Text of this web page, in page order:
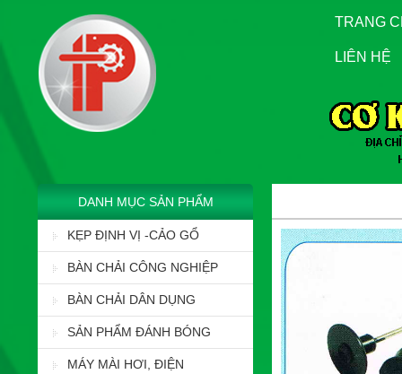
TRANG
LIÊN HỆ
DANH MỤC SẢN PHẨM
KẸP ĐỊNH VỊ -CẢO GỔ
BÀN CHẢI CÔNG NGHIỆP
BÀN CHẢI DÂN DỤNG
SẢN PHẨM ĐÁNH BÓNG
MÁY MÀI HƠI, ĐIỆN